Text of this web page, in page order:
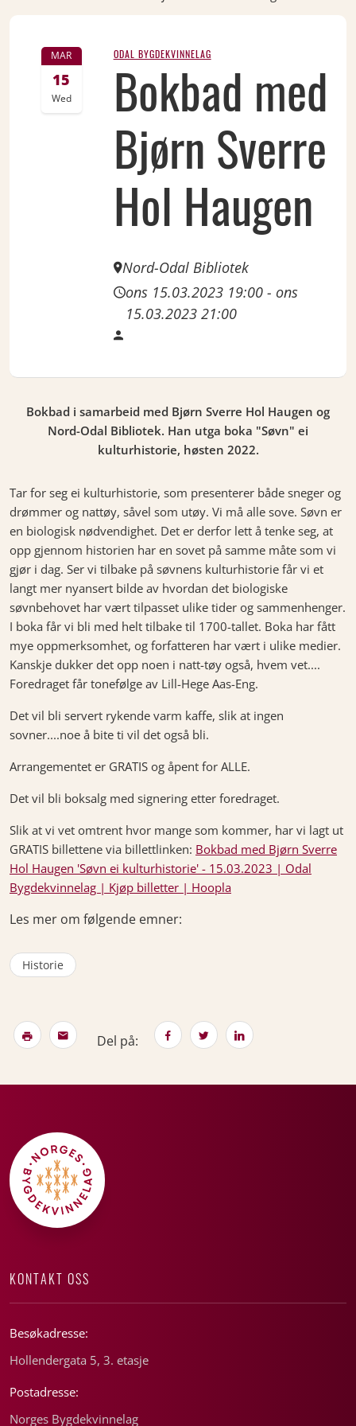
MAR
15
Wed
ODAL BYGDEKVINNELAG
Bokbad med
Bjørn Sverre
Hol Haugen
Nord-Odal Bibliotek
ons 15.03.2023 19:00- ons
15.03.2023 21:00
Bokbad i samarbeid med Bjørn Sverre Hol Haugen og
Nord-Odal Bibliotek. Han utga boka "Søvn" ei
kulturhistorie, høsten 2022.
Tar for seg ei kulturhistorie, som presenterer både sneger og
drømmer og nattøy, såvel som utøy. Vi må alle sove. Søvn er
en biologisk nødvendighet. Det er derfor lett å tenke seg, at
opp gjennom historien har en sovet på samme måte som vi
gjør i dag. Ser vi tilbake på søvnens kulturhistorie får vi et
langt mer nyansert bilde av hvordan det biologiske
søvnbehovet har vært tilpasset ulike tider og sammenhenger.
I boka får vi bli med helt tilbake til 1700-tallet. Boka har fått
mye oppmerksomhet, og forfatteren har vært i ulike medier.
Kanskje dukker det opp noen i natt-tøy også, hvem vet....
Foredraget får tonefølge av Lill-Hege Aas-Eng.
Det vil bli servert rykende varm kaffe, slik at ingen
sovner....noe å bite ti vil det også bli.
Arrangementet er GRATIS og åpent for ALLE.
Det vil bli boksalg med signering etter foredraget.
Slik at vi vet omtrent hvor mange som kommer, har vi lagt ut
GRATIS billettene via billettlinken: Bokbad med Bjørn Sverre
Hol Haugen 'Søvn ei kulturhistorie' - 15.03.2023 | Odal
Bygdekvinnelag | Kjøp billetter | Hoopla
Les mer om følgende emner:
Historie
Del på:
KONTAKT OSS
Besøkadresse:
Hollendergata 5, 3. etasje
Postadresse:
Norges Bygdekvinnelag